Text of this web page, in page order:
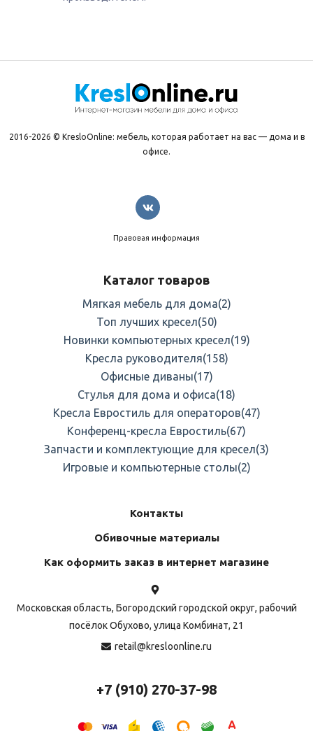
2016-2026 © KresloOnline: мебель, которая работает на вас — дома и в
офисе.
Правовая информация
Каталог товаров
Мягкая мебель для дома(2)
Топ лучших кресел(50)
Новинки компьютерных кресел(19)
Кресла руководителя(158)
Офисные диваны(17)
Стулья для дома и офиса(18)
Кресла Евростиль для операторов(47)
Конференц-кресла Евростиль(67)
Запчасти и комплектующие для кресел(3)
Игровые и компьютерные столы(2)
Контакты
Обивочные материалы
Как оформить заказ в интернет магазине
Московская область, Богородский городской округ, рабочий
посёлок Обухово, улица Комбинат, 21
retail@kresloonline.ru
+7 (910) 270-37-98